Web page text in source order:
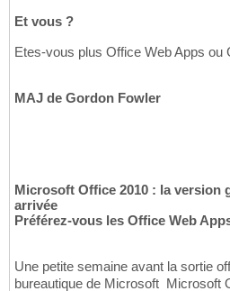
Et vous ?
Etes-vous plus Office Web Apps ou
MAJ de Gordon Fowler
Microsoft Office 2010 : la version
arrivée
Préférez-vous les Office Web
Une petite semaine avant la sortie
bureautique de Microsoft  Microsoft